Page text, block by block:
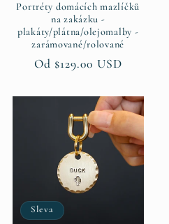
Portréty domácích mazlíčků
na zakázku -
plakáty/plátna/olejomalby -
zarámované/rolované
Běžná
Od $129.00 USD
Sleva